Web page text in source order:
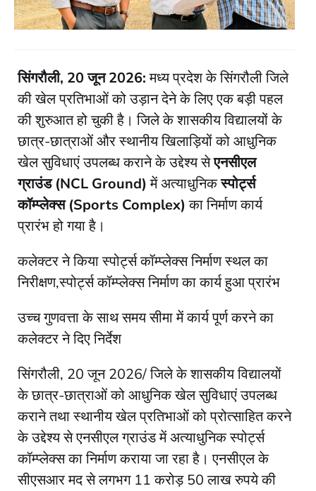
सिंगरौली, 20 जून 2026:मध्य प्रदेश के सिंगरौली जिले
की खेल प्रतिभाओं को उड़ान देने के लिए एक बड़ी पहल
की शुरुआत हो चुकी है। जिले के शासकीय विद्यालयों के
छात्र-छात्राओं और स्थानीय खिलाड़ियों को आधुनिक
खेल सुविधाएं उपलब्ध कराने के उद्देश्य सेएनसीएल
ग्राउंड (NCL Ground)में अत्याधुनिकस्पोर्ट्स
कॉम्प्लेक्स (Sports Complex)का निर्माण कार्य
प्रारंभ हो गया है।
कलेक्टर ने किया स्पोर्ट्स कॉम्प्लेक्स निर्माण स्थल का
निरीक्षण,स्पोर्ट्स कॉम्प्लेक्स निर्माण का कार्य हुआ प्रारंभ
उच्च गुणवत्ता के साथ समय सीमा में कार्य पूर्ण करने का
कलेक्टर ने दिए निर्देश
सिंगरौली, 20 जून 2026/ जिले के शासकीय विद्यालयों
के छात्र-छात्राओं को आधुनिक खेल सुविधाएं उपलब्ध
कराने तथा स्थानीय खेल प्रतिभाओं को प्रोत्साहित करने
के उद्देश्य से एनसीएल ग्राउंड में अत्याधुनिक स्पोर्ट्स
कॉम्प्लेक्स का निर्माण कराया जा रहा है। एनसीएल के
सीएसआर मद से लगभग 11 करोड़ 50 लाख रुपये की